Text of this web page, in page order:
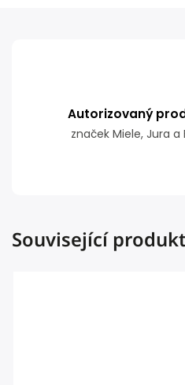
Autorizovaný
značek Miele, Jura a
Související